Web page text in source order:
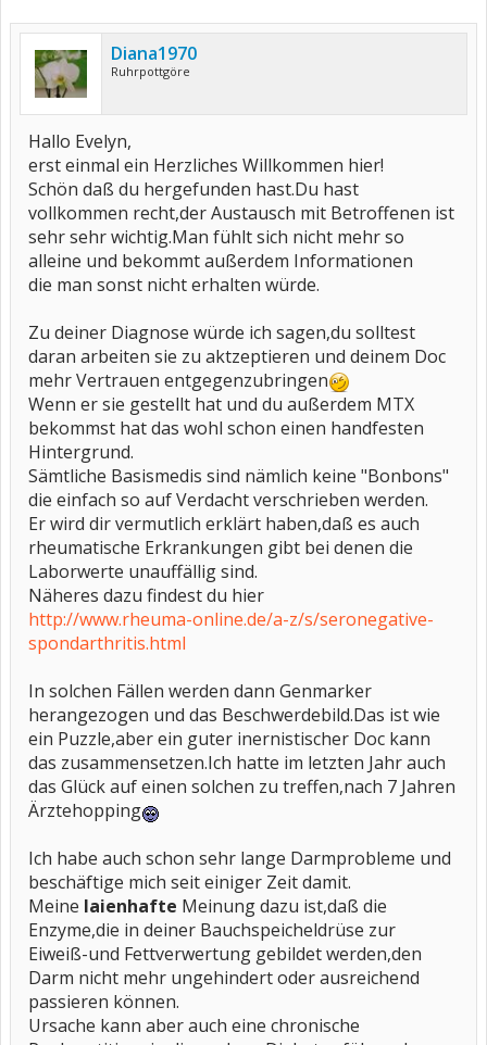
Diana1970
Ruhrpottgöre
Hallo Evelyn,
erst einmal ein Herzliches Willkommen hier!
Schön daß du hergefunden hast.Du hast
vollkommen recht,der Austausch mit Betroffenen ist
sehr sehr wichtig.Man fühlt sich nicht mehr so
alleine und bekommt außerdem Informationen
die man sonst nicht erhalten würde.
Zu deiner Diagnose würde ich sagen,du solltest
daran arbeiten sie zu aktzeptieren und deinem Doc
mehr Vertrauen entgegenzubringen
Wenn er sie gestellt hat und du außerdem MTX
bekommst hat das wohl schon einen handfesten
Hintergrund.
Sämtliche Basismedis sind nämlich keine "Bonbons"
die einfach so auf Verdacht verschrieben werden.
Er wird dir vermutlich erklärt haben,daß es auch
rheumatische Erkrankungen gibt bei denen die
Laborwerte unauffällig sind.
Näheres dazu findest du hier
http://www.rheuma-online.de/a-z/s/seronegative-
spondarthritis.html
In solchen Fällen werden dann Genmarker
herangezogen und das Beschwerdebild.Das ist wie
ein Puzzle,aber ein guter inernistischer Doc kann
das zusammensetzen.Ich hatte im letzten Jahr auch
das Glück auf einen solchen zu treffen,nach 7 Jahren
Ärztehopping
Ich habe auch schon sehr lange Darmprobleme und
beschäftige mich seit einiger Zeit damit.
Meine laienhafte Meinung dazu ist,daß die
Enzyme,die in deiner Bauchspeicheldrüse zur
Eiweiß-und Fettverwertung gebildet werden,den
Darm nicht mehr ungehindert oder ausreichend
passieren können.
Ursache kann aber auch eine chronische